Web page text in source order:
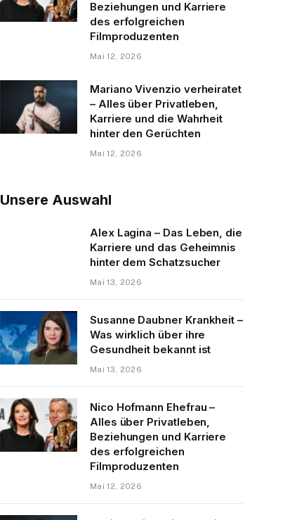
Beziehungen und Karriere
des erfolgreichen
Filmproduzenten
Mai 12, 2026
Mariano Vivenzio verheiratet
– Alles über Privatleben,
Karriere und die Wahrheit
hinter den Gerüchten
Mai 12, 2026
Unsere Auswahl
Alex Lagina – Das Leben, die
Karriere und das Geheimnis
hinter dem Schatzsucher
Mai 13, 2026
Susanne Daubner Krankheit –
Was wirklich über ihre
Gesundheit bekannt ist
Mai 13, 2026
Nico Hofmann Ehefrau –
Alles über Privatleben,
Beziehungen und Karriere
des erfolgreichen
Filmproduzenten
Mai 12, 2026